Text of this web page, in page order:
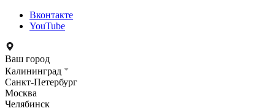
Вконтакте
YouTube
Ваш город
Калининград
Санкт-Петербург
Москва
Челябинск